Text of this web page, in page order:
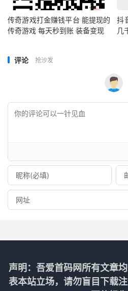
传奇游戏打金赚钱平台 能提现的
传奇游戏 每天秒到账 装备变现
抖
几
评论 抢沙发
声明：吾爱首码网所有文章
表本站立场，请勿盲目下载